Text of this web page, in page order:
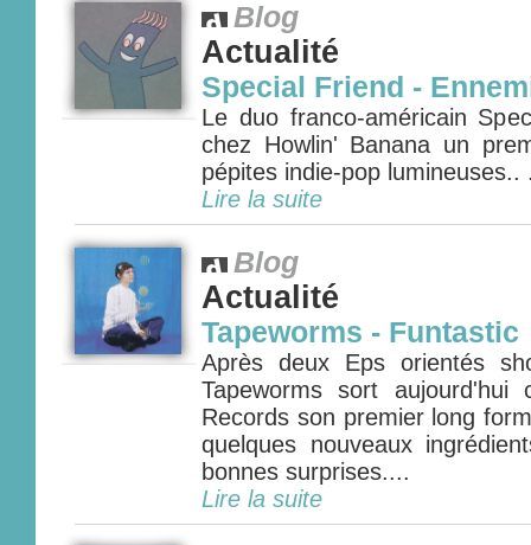
Blog
Actualité
Special Friend -
Le duo franco-américain
chez Howlin' Banana un
pépites indie-pop lumineuses..
Lire la suite
Blog
Actualité
Tapeworms - Funtastic
Après deux Eps orientés
Tapeworms sort aujourd'hui
Records son premier long
quelques nouveaux
bonnes surprises....
Lire la suite